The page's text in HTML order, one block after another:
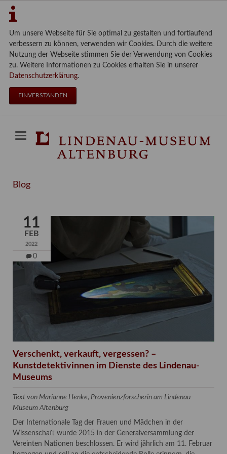
Um unsere Webseite für Sie optimal zu gestalten und fortlaufend
verbessern zu können, verwenden wir Cookies. Durch die weitere
Nutzung der Webseite stimmen Sie der Verwendung von Cookies
zu. Weitere Informationen zu Cookies erhalten Sie in unserer
Datenschutzerklärung.
EINVERSTANDEN
Blog
11
FEB
2022
0
Verschenkt, verkauft, vergessen? –
Kunstdetektivinnen im Dienste des Lindenau-
Museums
Text von Marianne Henke, Provenienzforscherin am Lindenau-
Museum Altenburg
Der Internationale Tag der Frauen und Mädchen in der
Wissenschaft wurde 2015 in der Generalversammlung der
Vereinten Nationen beschlossen. Er wird jährlich am 11. Februar